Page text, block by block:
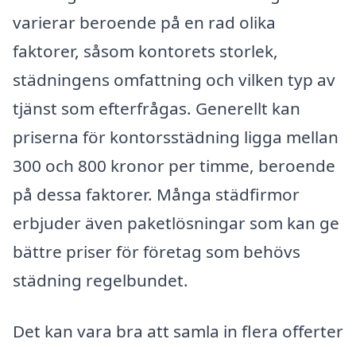
varierar beroende på en rad olika
faktorer, såsom kontorets storlek,
städningens omfattning och vilken typ av
tjänst som efterfrågas. Generellt kan
priserna för kontorsstädning ligga mellan
300 och 800 kronor per timme, beroende
på dessa faktorer. Många städfirmor
erbjuder även paketlösningar som kan ge
bättre priser för företag som behövs
städning regelbundet.
Det kan vara bra att samla in flera offerter